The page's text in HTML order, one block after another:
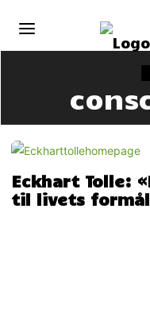
Eckhart Tolle:
til livets